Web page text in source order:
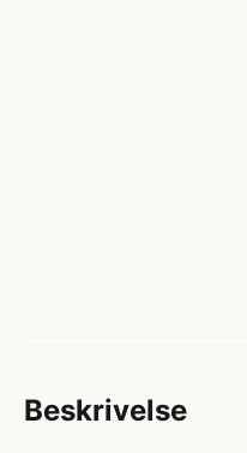
Beskrivelse